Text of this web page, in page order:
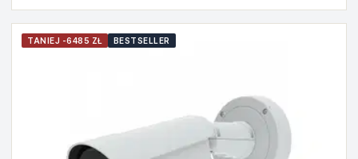
TANIEJ -6485 ZŁ BESTSELLER